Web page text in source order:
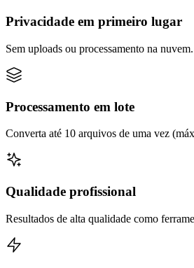
Privacidade em primeiro lugar
Sem uploads ou processamento na
Processamento em lote
Converta até 10 arquivos de uma vez
Qualidade profissional
Resultados de alta qualidade como